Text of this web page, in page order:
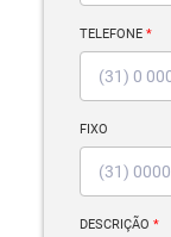
TELEFONE*
FIXO
DESCRIÇÃO*